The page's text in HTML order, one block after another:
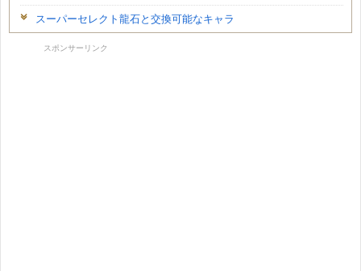
スーパーセレクト龍石と交換可能なキャラ
スポンサーリンク